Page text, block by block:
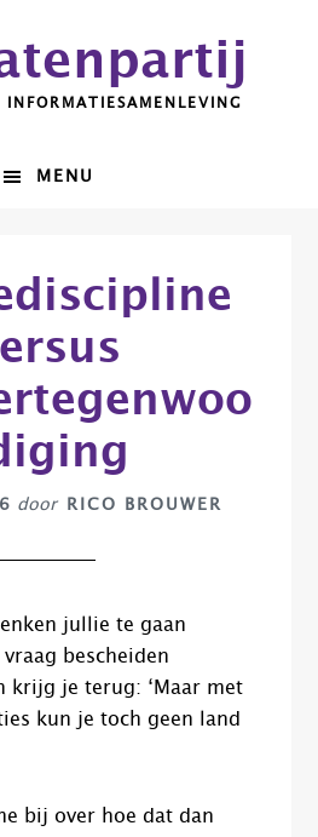
MENU
door RICO BROUWER
jullie te gaan
vraag bescheiden
krijg je terug: ‘Maar met
kun je toch geen land
bij over hoe dat dan